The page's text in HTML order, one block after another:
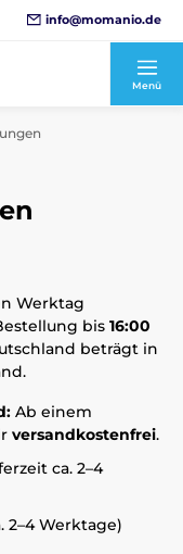
info@momanio.de
Menü
Werktag
bis 16:00
beträgt in
Ab einem
versandkostenfrei.
ca. 2–4
2–4 Werktage)